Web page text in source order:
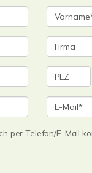
per Telefon/E-Mail